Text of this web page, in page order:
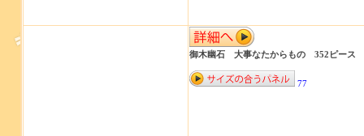
御木幽石 大事なたからもの 352ピース
77